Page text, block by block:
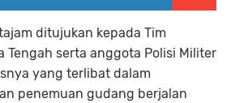
ditujukan kepada Tim
Tengah serta anggota Polisi Militer
yang terlibat dalam
penemuan gudang berjalan